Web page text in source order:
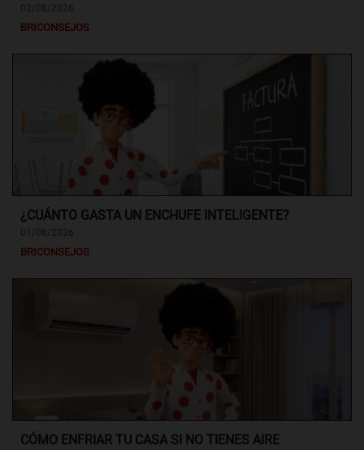
BRICONSEJOS
¿CUÁNTO GASTA UN ENCHUFE INTELIGENTE?
BRICONSEJOS
CÓMO ENFRIAR TU CASA SI NO TIENES AIRE